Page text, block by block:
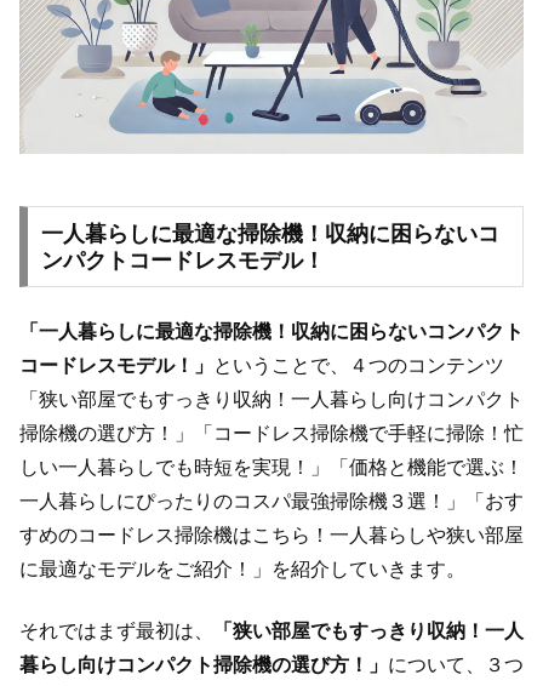
一人暮らしに最適な掃除機！収納に困らないコ
ンパクトコードレスモデル！
「一人暮らしに最適な掃除機！収納に困らないコンパクト
コードレスモデル！」 ということで、４つのコンテンツ
「狭い部屋でもすっきり収納！一人暮らし向けコンパクト
掃除機の選び方！」「コードレス掃除機で手軽に掃除！忙
しい一人暮らしでも時短を実現！」「価格と機能で選ぶ！
一人暮らしにぴったりのコスパ最強掃除機３選！」「おす
すめのコードレス掃除機はこちら！一人暮らしや狭い部屋
に最適なモデルをご紹介！」を紹介していきます。
それではまず最初は、
「狭い部屋でもすっきり収納！一人
暮らし向けコンパクト掃除機の選び方！」 について、３つ